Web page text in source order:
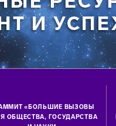
«БОЛЬШИЕ ВЫЗОВЫ
ОБЩЕСТВА, ГОСУДАРСТВА